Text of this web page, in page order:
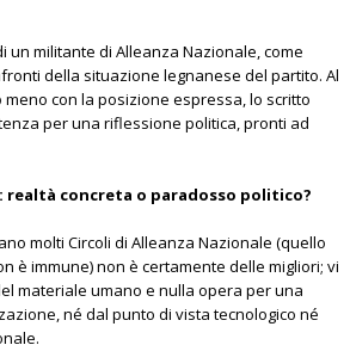
un militante di Alleanza Nazionale, come
della situazione legnanese del partito. Al
con la posizione espressa, lo scritto
per una riflessione politica, pronti ad
realtà concreta o paradosso politico?
molti Circoli di Alleanza Nazionale (quello
è immune) non è certamente delle migliori; vi
materiale umano e nulla opera per una
né dal punto di vista tecnologico né